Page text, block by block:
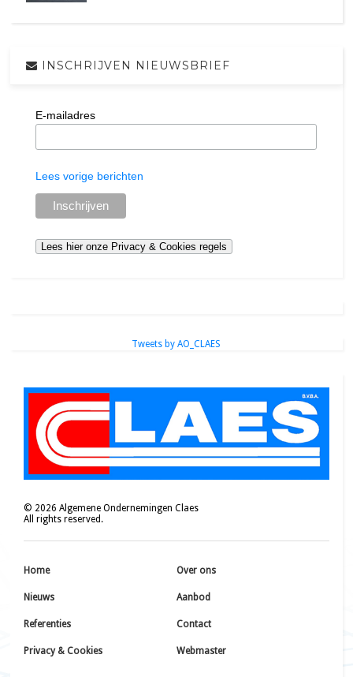
INSCHRIJVEN NIEUWSBRIEF
E-mailadres
Lees vorige berichten
Tweets by AO_CLAES
© 2026 Algemene Ondernemingen Claes
All rights reserved.
Home Over ons
Nieuws Aanbod
Referenties Contact
Privacy & Cookies Webmaster